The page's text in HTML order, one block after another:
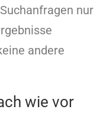
nur
andere
wie vor